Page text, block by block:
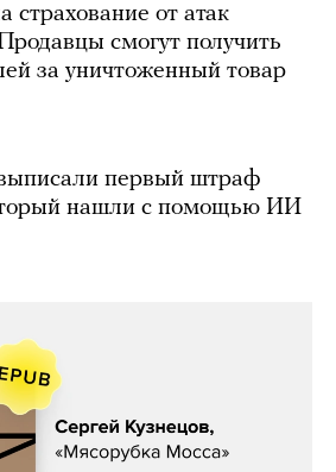
страхование от атак
смогут получить
за уничтоженный товар
первый штраф
нашли с помощью ИИ